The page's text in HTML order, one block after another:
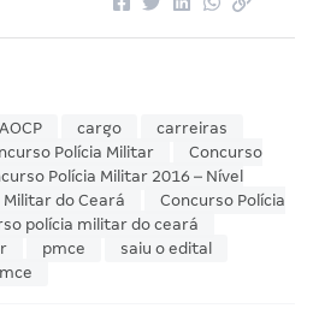
AOCP cargo
carreiras
Polícia Militar
Concurso
Polícia Militar 2016 – Nível
Militar do Ceará
Concurso Polícia
polícia militar do ceará
pmce
saiu o edital